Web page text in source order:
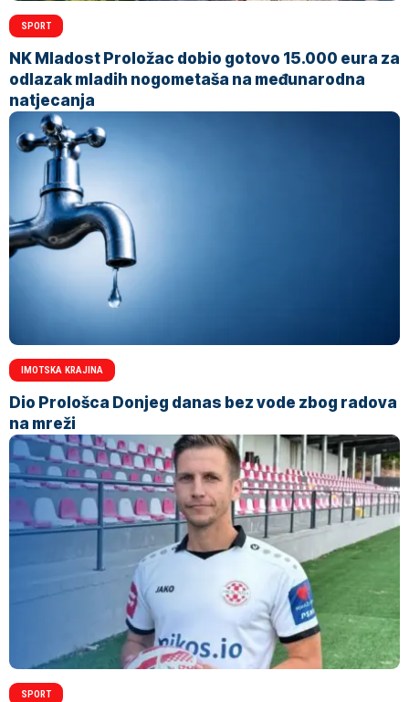
SPORT
NK Mladost Proložac dobio gotovo 15.000 eura za
odlazak mladih nogometaša na međunarodna
natjecanja
IMOTSKA KRAJINA
Dio Prološca Donjeg danas bez vode zbog radova
na mreži
SPORT